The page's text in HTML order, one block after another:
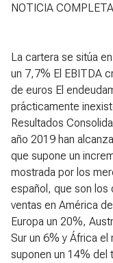
NOTICIA COMPLETA
La cartera se sitúa
un 7,7% El EBITDA
de euros El
prácticamente
Resultados
año 2019 han
que supone un
mostrada por los
español, que son los
ventas en América
Europa un 20%,
Sur un 6% y África el
suponen un 14% del